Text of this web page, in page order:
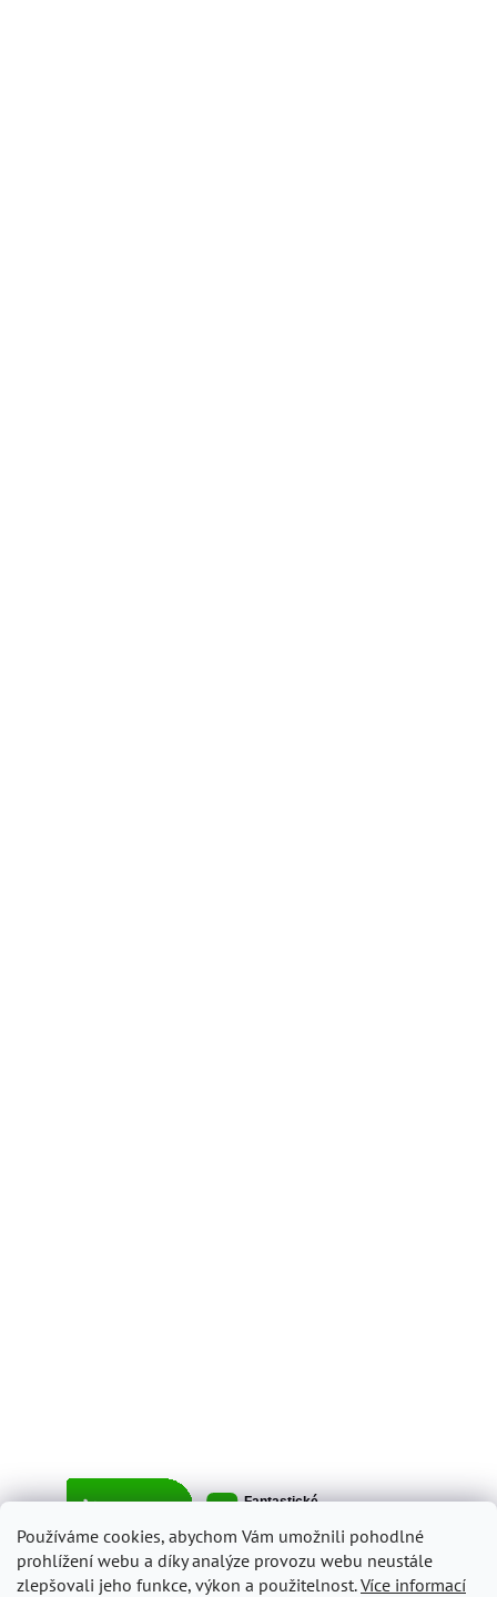
Používáme cookies, abychom Vám umožnili pohodlné
prohlížení webu a díky analýze provozu webu neustále
zlepšovali jeho funkce, výkon a použitelnost.Více informací